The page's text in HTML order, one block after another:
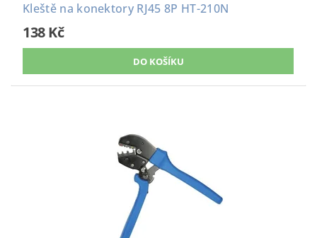
Kleště na konektory RJ45 8P HT-210N
138 Kč